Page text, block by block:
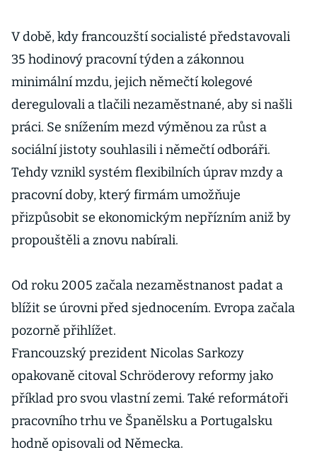
V době, kdy francouzští socialisté představovali
35 hodinový pracovní týden a zákonnou
minimální mzdu, jejich němečtí kolegové
deregulovali a tlačili nezaměstnané, aby si našli
práci. Se snížením mezd výměnou za růst a
sociální jistoty souhlasili i němečtí odboráři.
Tehdy vznikl systém flexibilních úprav mzdy a
pracovní doby, který firmám umožňuje
přizpůsobit se ekonomickým nepřízním aniž by
propouštěli a znovu nabírali.
Od roku 2005 začala nezaměstnanost padat a
blížit se úrovni před sjednocením. Evropa začala
pozorně přihlížet.
Francouzský prezident Nicolas Sarkozy
opakovaně citoval Schröderovy reformy jako
příklad pro svou vlastní zemi. Také reformátoři
pracovního trhu ve Španělsku a Portugalsku
hodně opisovali od Německa.